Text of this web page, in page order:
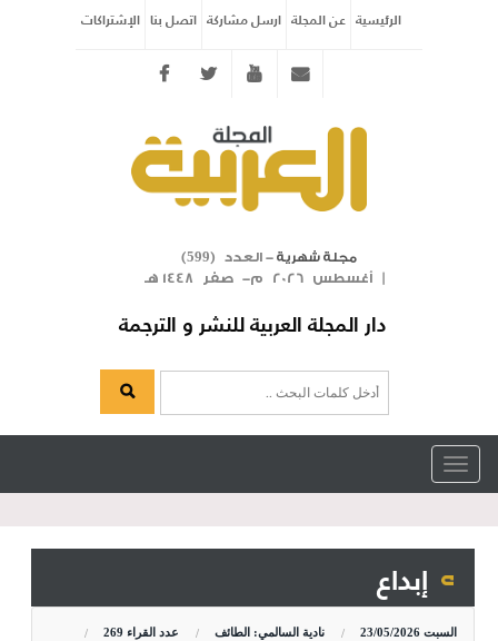
الرئيسية عن المجلة ارسل مشاركة اتصل بنا الإشتراكات
Twitter youtube
مجلة شهرية- العدد ( 599
)
| أغسطس 2026 م- صفر 1448 هـ
دار المجلة العربية للنشر و الترجمة
Toggle
navigation
إبداع
السبت 23/05/2026 نادية السالمي: الطائف عدد القراء 269